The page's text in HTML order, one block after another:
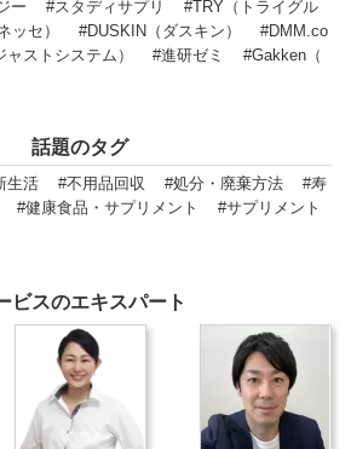
ー #スタディサプリ
#TRY（トライグル
ッセ） #DUSKIN（ダスキン）
#DMM.co
ストシステム） #進研ゼミ
#Gakken（
話題のタグ
生活 #不用品回収 #処分・廃棄方法
#寿
#健康食品・サプリメント
#サプリメント
ビスのエキスパート